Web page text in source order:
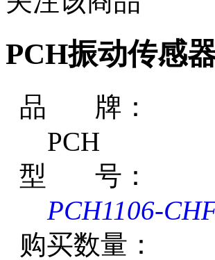
PCH振动传感
品 牌：
PCH
型 号：
PCH1106-
购买数量：